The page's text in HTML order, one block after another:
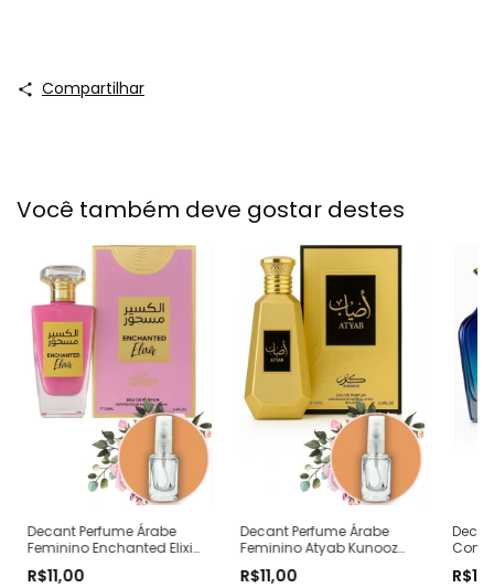
Compartilhar
Você também deve gostar destes
Decant Perfume Árabe
Feminino Enchanted Elixir
Parfum (Ref. Olfativa:
R$11,00
Decant Perfume Árabe
Feminino Atyab Kunooz
(Ref. Olfativa:
R$11,00